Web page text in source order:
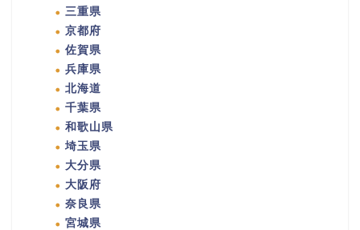
三重県
京都府
佐賀県
兵庫県
北海道
千葉県
和歌山県
埼玉県
大分県
大阪府
奈良県
宮城県